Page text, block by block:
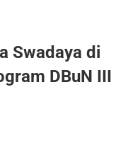
Swadaya di
DBuN III